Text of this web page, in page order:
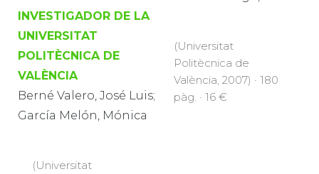
INVESTIGADOR DE LA
UNIVERSITAT
POLITÈCNICA DE
VALÈNCIA
Berné Valero, José Luis;
García Melón, Mónica
(Universitat
(Universitat
Politècnica de
València, 2007) · 180
pàg. · 16 €